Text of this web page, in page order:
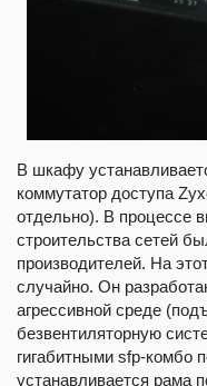
В шкафу
коммутатор доступа
отдельно). В процессе
строительства сетей
производителей. На
случайно. Он
агрессивной среде
безвентиляторную
гигабитными sfp-комбо
устанавливается рама